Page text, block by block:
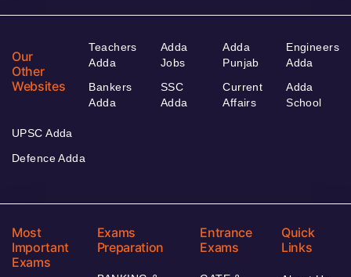
Our
Other
Websites
Teachers
Adda
Bankers
Adda
Adda
Jobs
SSC
Adda
Adda
Punjab
Current
Affairs
Engineers
Adda
Adda
School
UPSC Adda
Defence Adda
Most
Important
Exams
Exams
Preparation
Entrance
Exams
Quick
Links